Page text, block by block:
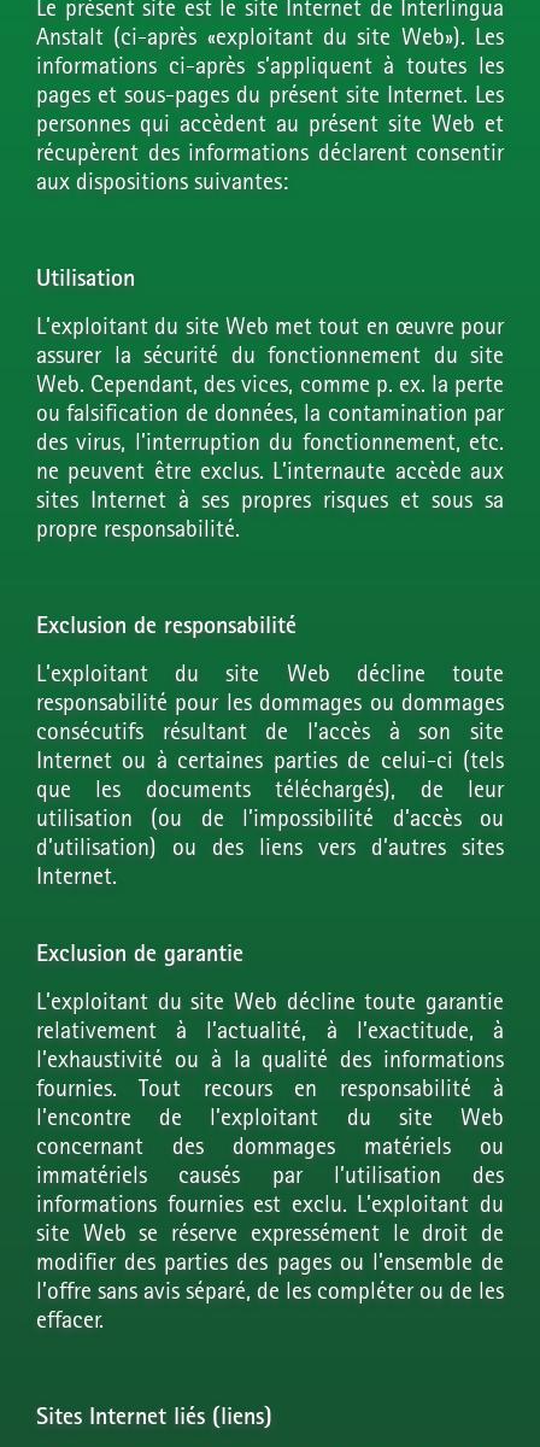
Le présent site est le site Internet de Interlingua
Anstalt (ci-après «exploitant du site Web»). Les
informations ci-après s’appliquent à toutes les
pages et sous-pages du présent site Internet. Les
personnes qui accèdent au présent site Web et
récupèrent des informations déclarent consentir
aux dispositions suivantes:
Utilisation
L’exploitant du site Web met tout en œuvre pour
assurer la sécurité du fonctionnement du site
Web. Cependant, des vices, comme p. ex. la perte
ou falsification de données, la contamination par
des virus, l’interruption du fonctionnement, etc.
ne peuvent être exclus. L’internaute accède aux
sites Internet à ses propres risques et sous sa
propre responsabilité.
Exclusion de responsabilité
L’exploitant du site Web décline toute
responsabilité pour les dommages ou dommages
consécutifs résultant de l’accès à son site
Internet ou à certaines parties de celui-ci (tels
que les documents téléchargés), de leur
utilisation (ou de l’impossibilité d’accès ou
d’utilisation) ou des liens vers d’autres sites
Internet.
Exclusion de garantie
L’exploitant du site Web décline toute garantie
relativement à l’actualité, à l’exactitude, à
l’exhaustivité ou à la qualité des informations
fournies. Tout recours en responsabilité à
l’encontre de l’exploitant du site Web
concernant des dommages matériels ou
immatériels causés par l’utilisation des
informations fournies est exclu. L’exploitant du
site Web se réserve expressément le droit de
modifier des parties des pages ou l’ensemble de
l’offre sans avis séparé, de les compléter ou de les
effacer.
Sites Internet liés (liens)